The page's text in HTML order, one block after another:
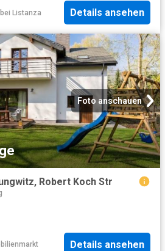
bei Listanza Details ansehen
Foto anschauen
Robert Koch Str
Details ansehen